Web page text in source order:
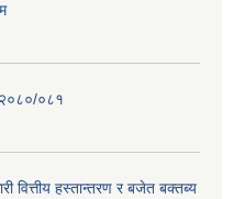
२०८०/०८१
वित्तीय हस्तान्तरण र बजेत बक्तब्य